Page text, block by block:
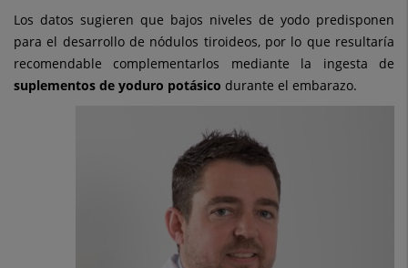
Los datos sugieren que bajos niveles de yodo predisponen
para el desarrollo de nódulos tiroideos, por lo que resultaría
recomendable complementarlos mediante la ingesta de
suplementos de yoduro potásico durante el embarazo.